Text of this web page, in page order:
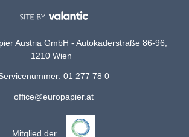
Austria GmbH - Autokaderstraße 86-96,
1210 Wien
01 277 78 0
office@europapier.at
Mitglied der